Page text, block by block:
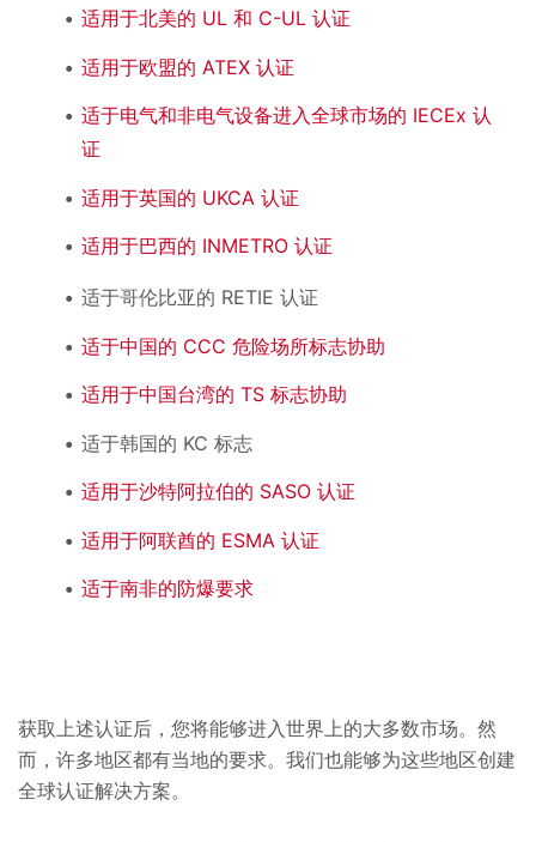
适用于北美的 UL 和 C-UL 认证
适用于欧盟的 ATEX 认证
适于电气和非电气设备进入全球市场的 IECEx 认
证
适用于英国的 UKCA 认证
适用于巴西的 INMETRO 认证
适于哥伦比亚的 RETIE 认证
适于中国的 CCC 危险场所标志协助
适用于中国台湾的 TS 标志协助
适于韩国的 KC 标志
适用于沙特阿拉伯的 SASO 认证
适用于阿联酋的 ESMA 认证
适于南非的防爆要求
获取上述认证后，您将能够进入世界上的大多数市场。然
而，许多地区都有当地的要求。我们也能够为这些地区创建
全球认证解决方案。